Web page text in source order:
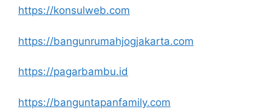
https://konsulweb.com
https://bangunrumahjogjakarta.com
https://pagarbambu.id
https://banguntapanfamily.com